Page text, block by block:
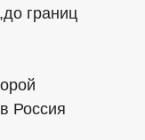
границ
Россия